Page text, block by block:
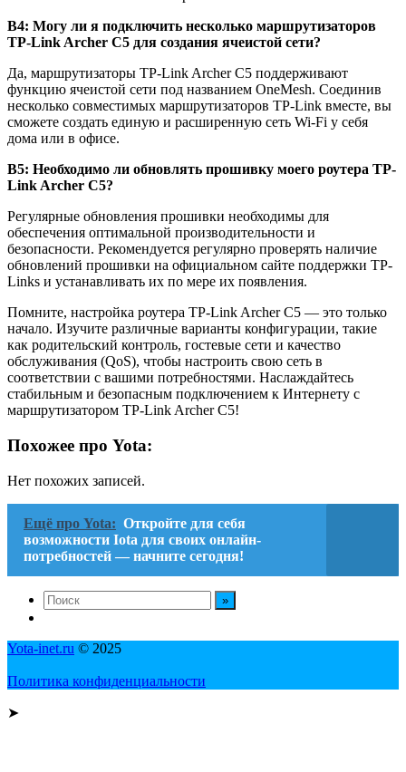
В4: Могу ли я подключить несколько маршрутизаторов
TP-Link Archer C5 для создания ячеистой сети?
Да, маршрутизаторы TP-Link Archer C5 поддерживают
функцию ячеистой сети под названием OneMesh. Соединив
несколько совместимых маршрутизаторов TP-Link вместе, вы
сможете создать единую и расширенную сеть Wi-Fi у себя
дома или в офисе.
В5: Необходимо ли обновлять прошивку моего роутера TP-
Link Archer C5?
Регулярные обновления прошивки необходимы для
обеспечения оптимальной производительности и
безопасности. Рекомендуется регулярно проверять наличие
обновлений прошивки на официальном сайте поддержки TP-
Links и устанавливать их по мере их появления.
Помните, настройка роутера TP-Link Archer C5 — это только
начало. Изучите различные варианты конфигурации, такие
как родительский контроль, гостевые сети и качество
обслуживания (QoS), чтобы настроить свою сеть в
соответствии с вашими потребностями. Наслаждайтесь
стабильным и безопасным подключением к Интернету с
маршрутизатором TP-Link Archer C5!
Похожее про Yota:
Нет похожих записей.
Ещё про Yota: Откройте для себя
возможности Iota для своих онлайн-
потребностей — начните сегодня!
Yota-inet.ru © 2025
Политика конфиденциальности
➤